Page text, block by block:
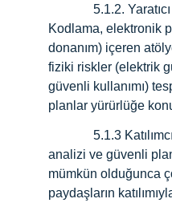
              5.1.2.
Kodlama, elektronik
donanım) içeren
fiziki riskler (elektrik
güvenli kullanımı)
planlar yürürlüğe
analizi ve güvenli
mümkün olduğunca
paydaşların